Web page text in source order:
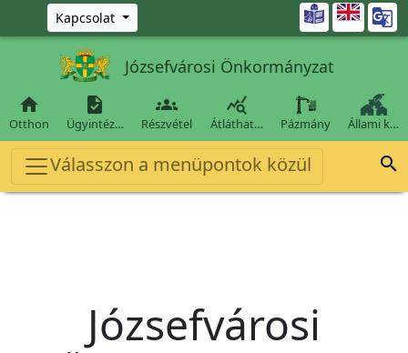
Ugrás a fő tartalomra
Kapcsolat 
Józsefvárosi Önkormányzat

Otthon

Ügyintéz…

Részvétel

Átláthat… Pázmány Állami k…
Válasszon a menüpontok közül 
Józsefvárosi